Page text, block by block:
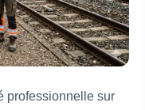
professionnelle sur